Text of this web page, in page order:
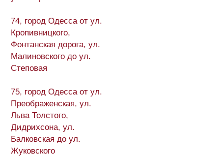
74, город Одесса от ул.
Кропивницкого,
Фонтанская дорога, ул.
Малиновского до ул.
Степовая
75, город Одесса от ул.
Преображенская, ул.
Льва Толстого,
Дидрихсона, ул.
Балковская до ул.
Жуковского